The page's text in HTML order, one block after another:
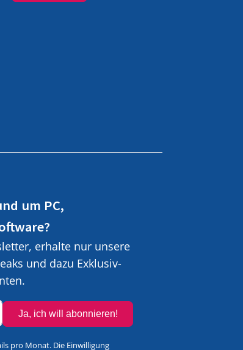
um PC,
erhalte nur unsere
und dazu Exklusiv-
Ja, ich will abonnieren!
pro Monat. Die Einwilligung